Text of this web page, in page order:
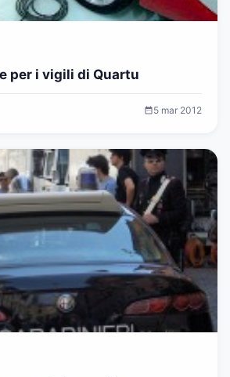
per i vigili di Quartu
5 mar 2012